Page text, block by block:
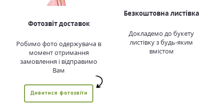
Фотозвіт доставок
Робимо фото одержувача в
момент отримання
замовлення і відправимо
Вам
Дивитися фотозвіти
Безкоштовна листівка
Докладемо до букету
листівку з будь-яким
вмістом